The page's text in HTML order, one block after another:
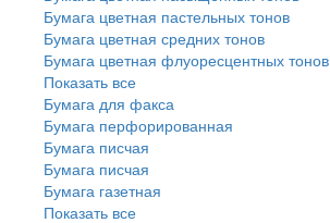
Бумага цветная пастельных тонов
Бумага цветная средних тонов
Бумага цветная флуоресцентных тонов
Показать все
Бумага для факса
Бумага перфорированная
Бумага писчая
Бумага писчая
Бумага газетная
Показать все